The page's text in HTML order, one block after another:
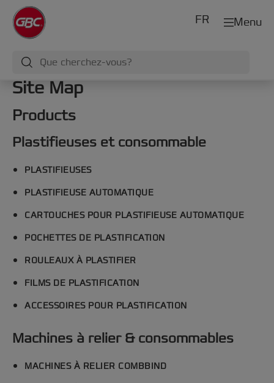
Menu
FR
Site Map
Products
Plastifieuses et consommable
PLASTIFIEUSES
PLASTIFIEUSE AUTOMATIQUE
CARTOUCHES POUR PLASTIFIEUSE AUTOMATIQUE
POCHETTES DE PLASTIFICATION
ROULEAUX À PLASTIFIER
FILMS DE PLASTIFICATION
ACCESSOIRES POUR PLASTIFICATION
Machines à relier & consommables
MACHINES À RELIER COMBBIND